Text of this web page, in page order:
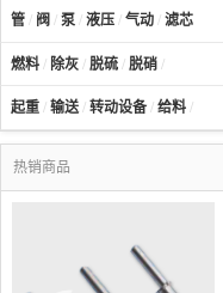
管 / 阀 / 泵 / 液压 / 气动 / 滤芯
燃料 / 除灰 / 脱硫 / 脱硝 /
起重 / 输送/ 转动设备 / 给料 /
热销商品